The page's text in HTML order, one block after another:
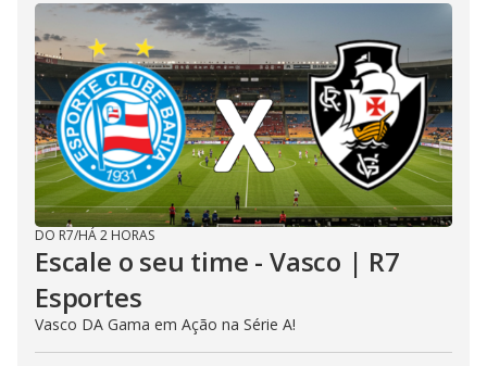
DO R7/HÁ 2 HORAS
Escale o seu time - Vasco | R7
Esportes
Vasco DA Gama em Ação na Série A!